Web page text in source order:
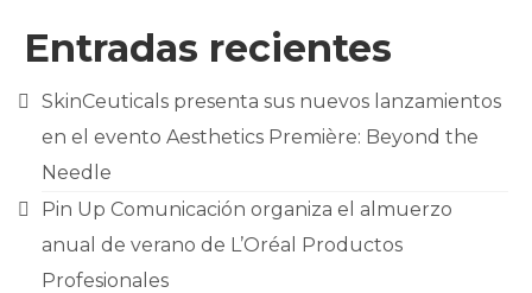
Entradas recientes
SkinCeuticals presenta sus nuevos lanzamientos
en el evento Aesthetics Première: Beyond the
Needle
Pin Up Comunicación organiza el almuerzo
anual de verano de L’Oréal Productos
Profesionales